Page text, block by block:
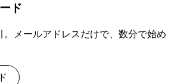
ド
。メールアドレスだけで、数分で始め